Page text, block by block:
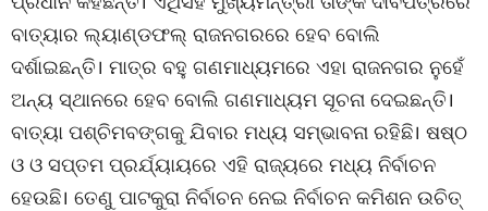
ବାତ୍ୟାର ଲ୍ୟାଣ୍ଡଫଲ୍ ରାଜନଗରରେ ହେବ ବୋଲି
ଦର୍ଶାଇଛନ୍ତି। ମାତ୍ର ବହୁ ଗଣମାଧ୍ୟମରେ ଏହା ରାଜନଗର ନୁହେଁ
ଅନ୍ୟ ସ୍ଥାନରେ ହେବ ବୋଲି ଗଣମାଧ୍ୟମ ସୂଚନା ଦେଇଛନ୍ତି।
ବାତ୍ୟା ପଶ୍ଚିମବଙ୍ଗକୁ ଯିବାର ମଧ୍ୟ ସମ୍ଭାବନା ରହିଛି। ଷଷ୍ଠ
ଓ ଓ ସପ୍ତମ ପ୍ରର୍ଯ୍ୟାୟରେ ଏହି ରାଜ୍ୟରେ ମଧ୍ୟ ନିର୍ବାଚନ
ହେଉଛି। ତେଣୁ ପାଟକୁରା ନିର୍ବାଚନ ନେଇ ନିର୍ବାଚନ କମିଶନ ଉଚିତ୍